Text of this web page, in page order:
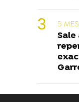
5
Sale